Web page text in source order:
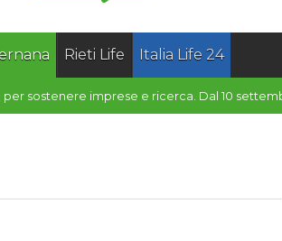
Rieti Life Italia Life 24
sostenere imprese e ricerca. Dal 10